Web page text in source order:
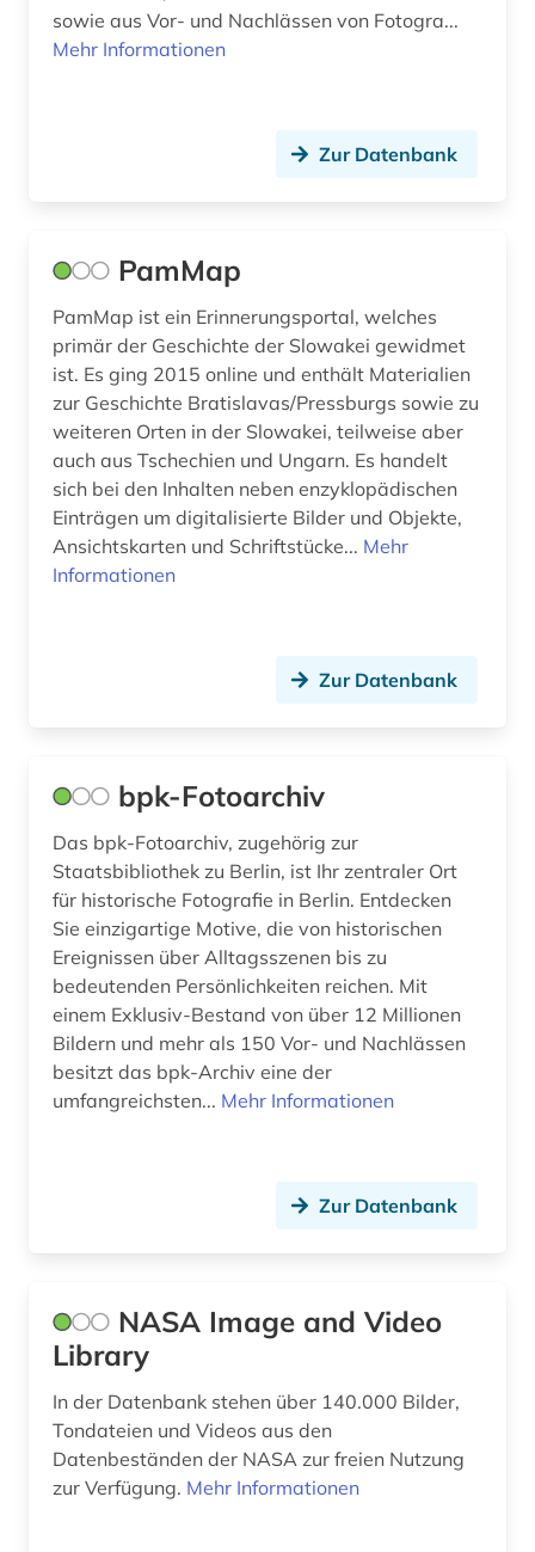
sowie aus Vor- und Nachlässen von Fotogra...
Mehr Informationen
Zur Datenbank
PamMap
PamMap ist ein Erinnerungsportal, welches
primär der Geschichte der Slowakei gewidmet
ist. Es ging 2015 online und enthält Materialien
zur Geschichte Bratislavas/Pressburgs sowie zu
weiteren Orten in der Slowakei, teilweise aber
auch aus Tschechien und Ungarn. Es handelt
sich bei den Inhalten neben enzyklopädischen
Einträgen um digitalisierte Bilder und Objekte,
Ansichtskarten und Schriftstücke... Mehr
Informationen
Zur Datenbank
bpk-Fotoarchiv
Das bpk-Fotoarchiv, zugehörig zur
Staatsbibliothek zu Berlin, ist Ihr zentraler Ort
für historische Fotografie in Berlin. Entdecken
Sie einzigartige Motive, die von historischen
Ereignissen über Alltagsszenen bis zu
bedeutenden Persönlichkeiten reichen. Mit
einem Exklusiv-Bestand von über 12 Millionen
Bildern und mehr als 150 Vor- und Nachlässen
besitzt das bpk-Archiv eine der
umfangreichsten... Mehr Informationen
Zur Datenbank
NASA Image and Video
Library
In der Datenbank stehen über 140.000 Bilder,
Tondateien und Videos aus den
Datenbeständen der NASA zur freien Nutzung
zur Verfügung. Mehr Informationen